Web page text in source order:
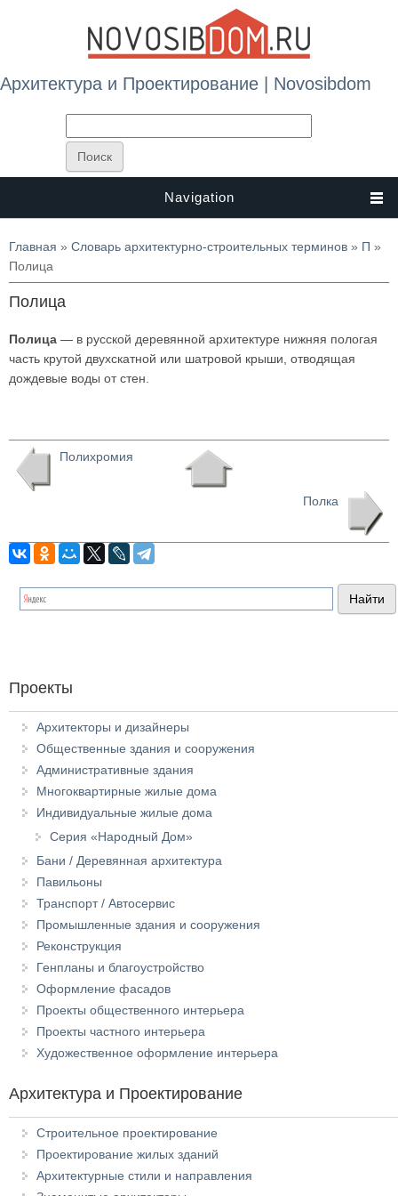
Архитектура и Проектирование | Novosibdom
Navigation
Вы здесь
Главная » Словарь архитектурно-строительных терминов » П »
Полица
Полица
Полица — в русской деревянной архитектуре нижняя пологая
часть крутой двухскатной или шатровой крыши, отводящая
дождевые воды от стен.
Полихромия
Полка
Проекты
Архитекторы и дизайнеры
Общественные здания и сооружения
Административные здания
Многоквартирные жилые дома
Индивидуальные жилые дома
Серия «Народный Дом»
Бани / Деревянная архитектура
Павильоны
Транспорт / Автосервис
Промышленные здания и сооружения
Реконструкция
Генпланы и благоустройство
Оформление фасадов
Проекты общественного интерьера
Проекты частного интерьера
Художественное оформление интерьера
Архитектура и Проектирование
Строительное проектирование
Проектирование жилых зданий
Архитектурные стили и направления